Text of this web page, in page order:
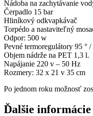
Nádoba na zachytávanie
Čerpadlo 15 bar
Hliníkový odkvapkávač
Torpédo a nastaviteľný
Odpor: 500 w
Pevné termoregulátory 95 °
Objem nádrže na PET 1,3 l.
Napájanie 220 v – 50 Hz
Rozmery: 32 x 21 v 35 cm
Po jednom roku možnosť
Ďalšie informácie